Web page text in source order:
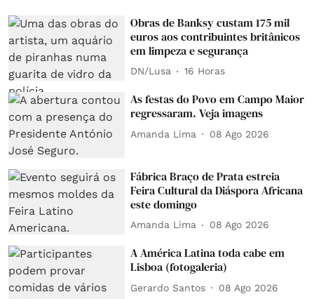
Obras de Banksy custam 175 mil
euros aos contribuintes britânicos
em limpeza e segurança
DN/Lusa 16 Horas
As festas do Povo em Campo Maior
regressaram. Veja imagens
Amanda Lima 08 Ago 2026
Fábrica Braço de Prata estreia
Feira Cultural da Diáspora Africana
este domingo
Amanda Lima 08 Ago 2026
A América Latina toda cabe em
Lisboa (fotogaleria)
Gerardo Santos 08 Ago 2026